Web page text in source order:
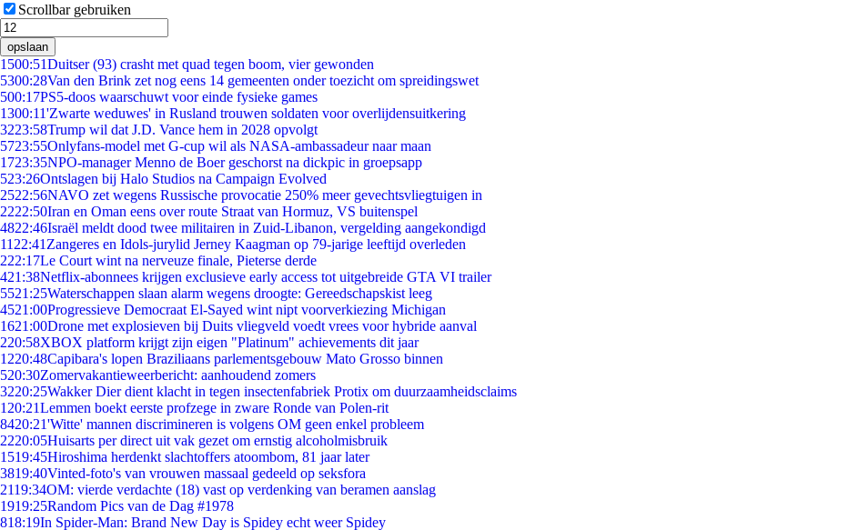
Scrollbar gebruiken
opslaan
1500:51Duitser (93) crasht met quad tegen boom, vier gewonden
5300:28Van den Brink zet nog eens 14 gemeenten onder toezicht om spreidingswet
500:17PS5-doos waarschuwt voor einde fysieke games
1300:11'Zwarte weduwes' in Rusland trouwen soldaten voor overlijdensuitkering
3223:58Trump wil dat J.D. Vance hem in 2028 opvolgt
5723:55Onlyfans-model met G-cup wil als NASA-ambassadeur naar maan
1723:35NPO-manager Menno de Boer geschorst na dickpic in groepsapp
523:26Ontslagen bij Halo Studios na Campaign Evolved
2522:56NAVO zet wegens Russische provocatie 250% meer gevechtsvliegtuigen in
2222:50Iran en Oman eens over route Straat van Hormuz, VS buitenspel
4822:46Israël meldt dood twee militairen in Zuid-Libanon, vergelding aangekondigd
11 22:41 Zangeres en Idols-jurylid Jerney Kaagman op 79-jarige leeftijd overleden
222:17Le Court wint na nerveuze finale, Pieterse derde
421:38Netflix-abonnees krijgen exclusieve early access tot uitgebreide GTA VI trailer
5521:25Waterschappen slaan alarm wegens droogte: Gereedschapskist leeg
4521:00Progressieve Democraat El-Sayed wint nipt voorverkiezing Michigan
1621:00Drone met explosieven bij Duits vliegveld voedt vrees voor hybride aanval
220:58XBOX platform krijgt zijn eigen "Platinum" achievements dit jaar
1220:48Capibara's lopen Braziliaans parlementsgebouw Mato Grosso binnen
520:30Zomervakantieweerbericht: aanhoudend zomers
3220:25Wakker Dier dient klacht in tegen insectenfabriek Protix om duurzaamheidsclaims
1 20:21Lemmen boekt eerste profzege in zware Ronde van Polen-rit
8420:21'Witte' mannen discrimineren is volgens OM geen enkel probleem
2220:05Huisarts per direct uit vak gezet om ernstig alcoholmisbruik
1519:45Hiroshima herdenkt slachtoffers atoombom, 81 jaar later
3819:40Vinted-foto's van vrouwen massaal gedeeld op seksfora
2119:34OM: vierde verdachte (18) vast op verdenking van beramen aanslag
1919:25Random Pics van de Dag #1978
818:19In Spider-Man: Brand New Day is Spidey echt weer Spidey